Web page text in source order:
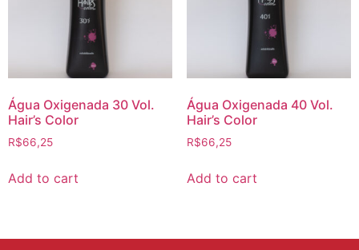
Água Oxigenada 30 Vol.
Hair’s Color
R$66,25
Add to cart
Água Oxigenada 40 Vol.
Hair’s Color
R$66,25
Add to cart